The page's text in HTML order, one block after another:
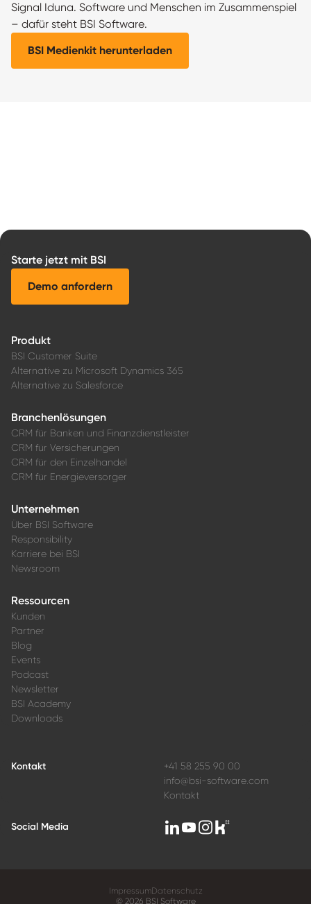
Signal Iduna. Software und Menschen im Zusammenspiel
– dafür steht BSI Software.
BSI Medienkit herunterladen
Starte jetzt mit BSI
Demo anfordern
Produkt
BSI Customer Suite
Alternative zu Microsoft Dynamics 365
Alternative zu Salesforce
Branchenlösungen
CRM für Banken und Finanzdienstleister
CRM für Versicherungen
CRM für den Einzelhandel
CRM für Energieversorger
Unternehmen
Über BSI Software
Responsibility
Karriere bei BSI
Newsroom
Ressourcen
Kunden
Partner
Blog
Events
Podcast
Newsletter
BSI Academy
Downloads
Kontakt
+41 58 255 90 00
info@bsi-software.com
Kontakt
Social Media
ImpressumDatenschutz
© 2026 BSI Software